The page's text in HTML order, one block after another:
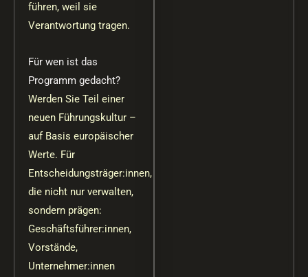
führen, weil sie
Verantwortung tragen.
Für wen ist das
Programm gedacht?
Werden Sie Teil einer
neuen Führungskultur –
auf Basis europäischer
Werte. Für
Entscheidungsträger:innen,
die nicht nur verwalten,
sondern prägen:
Geschäftsführer:innen,
Vorstände,
Unternehmer:innen